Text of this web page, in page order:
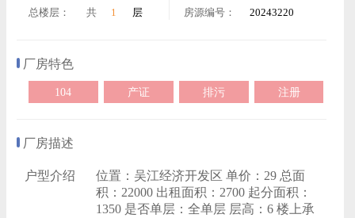
总楼层：
共 1 层
房源编号：
20243220
厂房特色
104 产证 排污 注册
厂房描述
户型介绍
位置：吴江经济开发区 单价：29 总面
积：22000 出租面积：2700 起分面积：
1350 是否单层：全单层 层高：6 楼上承